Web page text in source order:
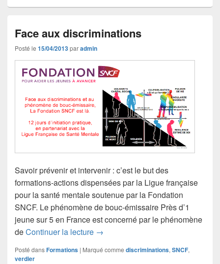
Face aux discriminations
Posté le 15/04/2013paradmin
Savoir prévenir et intervenir : c’est le but des
formations-actions dispensées par la Ligue française
pour la santé mentale soutenue par la Fondation
SNCF. Le phénomène de bouc-émissaire Près d’1
jeune sur 5 en France est concerné par le phénomène
deContinuer la lecture Face aux discriminations
→
Posté dansFormations | Marqué comme discriminations, SNCF,
verdier